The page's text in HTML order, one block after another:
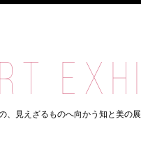
、見えざるものへ向かう知と美の